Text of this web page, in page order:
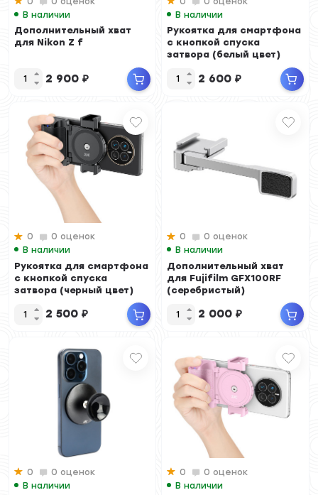
В наличии
Дополнительный хват
для Nikon Z f
2 900 ₽
В наличии
Рукоятка для смартфона
с кнопкой спуска
затвора (белый цвет)
2 600 ₽
0
0 оценок
В наличии
Рукоятка для смартфона
с кнопкой спуска
затвора (черный цвет)
2 500 ₽
0
0 оценок
В наличии
Дополнительный хват
для Fujifilm GFX100RF
(серебристый)
2 000 ₽
0
0 оценок
В наличии
0
0 оценок
В наличии